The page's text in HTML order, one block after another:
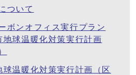
ついて
ボンオフィス実行プラン
地球温暖化対策実行計画
温暖化対策実行計画（区